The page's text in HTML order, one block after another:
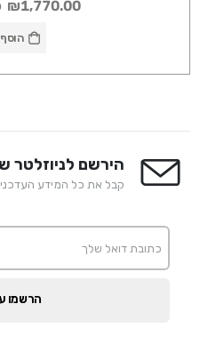
₪1,770.00
הירשם לניוזלטר
קבל את כל המידע העדכני
הרשמו